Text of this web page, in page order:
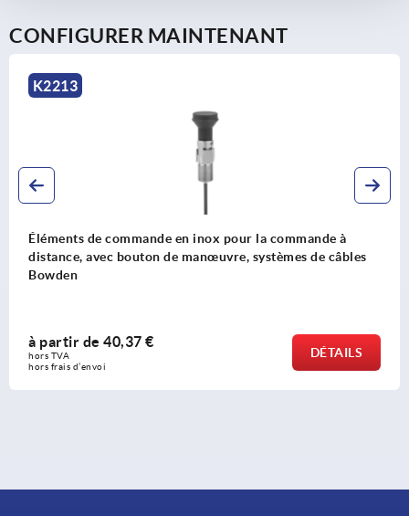
CONFIGURER MAINTENANT
K2213
Éléments de commande en inox pour la commande à
distance, avec bouton de manœuvre, systèmes de câbles
Bowden
à partir de 40,37 €
hors TVA
hors frais d’envoi
DÉTAILS